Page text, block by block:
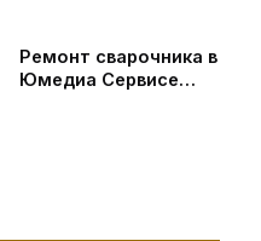
Ремонт сварочника в
Юмедиа Сервисе